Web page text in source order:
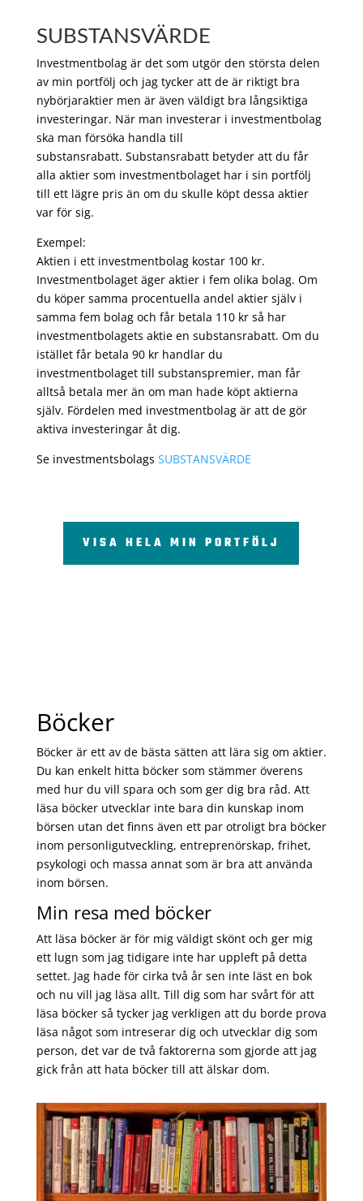
SUBSTANSVÄRDE
Investmentbolag är det som utgör den största delen
av min portfölj och jag tycker att de är riktigt bra
nybörjaraktier men är även väldigt bra långsiktiga
investeringar. När man investerar i investmentbolag
ska man försöka handla till
substansrabatt. Substansrabatt betyder att du får
alla aktier som investmentbolaget har i sin portfölj
till ett lägre pris än om du skulle köpt dessa aktier
var för sig.
Exempel:
Aktien i ett investmentbolag kostar 100 kr.
Investmentbolaget äger aktier i fem olika bolag. Om
du köper samma procentuella andel aktier själv i
samma fem bolag och får betala 110 kr så har
investmentbolagets aktie en substansrabatt. Om du
istället får betala 90 kr handlar du
investmentbolaget till substanspremier, man får
alltså betala mer än om man hade köpt aktierna
själv. Fördelen med investmentbolag är att de gör
aktiva investeringar åt dig.
Se investmentsbolags SUBSTANSVÄRDE
VISA HELA MIN PORTFÖLJ
Böcker
Böcker är ett av de bästa sätten att lära sig om aktier.
Du kan enkelt hitta böcker som stämmer överens
med hur du vill spara och som ger dig bra råd. Att
läsa böcker utvecklar inte bara din kunskap inom
börsen utan det finns även ett par otroligt bra böcker
inom personligutveckling, entreprenörskap, frihet,
psykologi och massa annat som är bra att använda
inom börsen.
Min resa med böcker
Att läsa böcker är för mig väldigt skönt och ger mig
ett lugn som jag tidigare inte har uppleft på detta
settet. Jag hade för cirka två år sen inte läst en bok
och nu vill jag läsa allt. Till dig som har svårt för att
läsa böcker så tycker jag verkligen att du borde prova
läsa något som intreserar dig och utvecklar dig som
person, det var de två faktorerna som gjorde att jag
gick från att hata böcker till att älskar dom.